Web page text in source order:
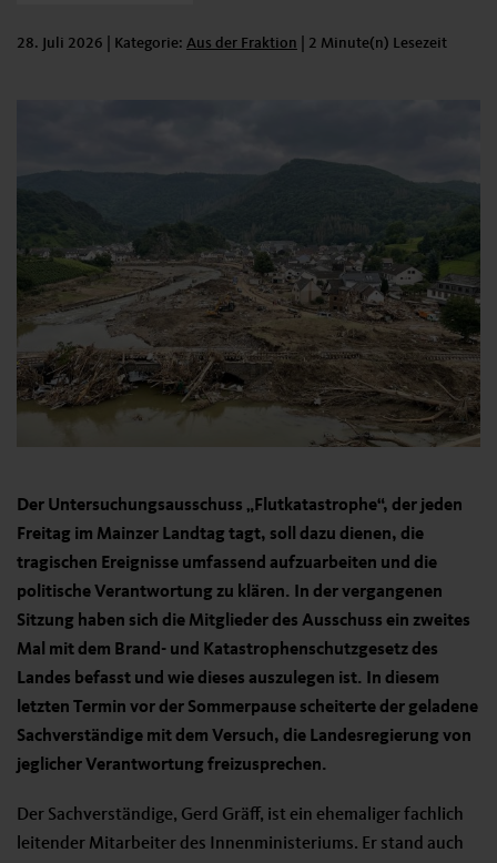
28. Juli 2026 | Kategorie: Kategorie:
Aus der Fraktion 2 Minute(n) Lesezeit
Der Untersuchungsausschuss „Flutkatastrophe“, der jeden
Freitag im Mainzer Landtag tagt, soll dazu dienen, die
tragischen Ereignisse umfassend aufzuarbeiten und die
politische Verantwortung zu klären. In der vergangenen
Sitzung haben sich die Mitglieder des Ausschuss ein zweites
Mal mit dem Brand- und Katastrophenschutzgesetz des
Landes befasst und wie dieses auszulegen ist.
In diesem
letzten Termin vor der Sommerpause scheiterte der geladene
Sachverständige mit dem Versuch, die Landesregierung von
jeglicher Verantwortung freizusprechen.
Der Sachverständige, Gerd Gräff, ist ein ehemaliger fachlich
leitender Mitarbeiter des Innenministeriums. Er stand auch